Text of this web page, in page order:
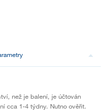
než je balení, je účtován
cca 1-4 týdny. Nutno ověřit.